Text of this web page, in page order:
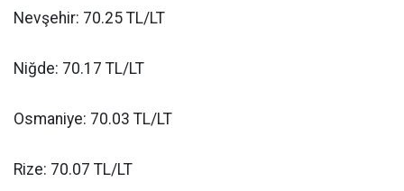
Nevşehir: 70.25 TL/LT
Niğde: 70.17 TL/LT
Osmaniye: 70.03 TL/LT
Rize: 70.07 TL/LT